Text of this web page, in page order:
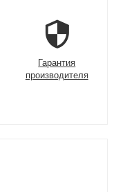
Гарантия
производителя